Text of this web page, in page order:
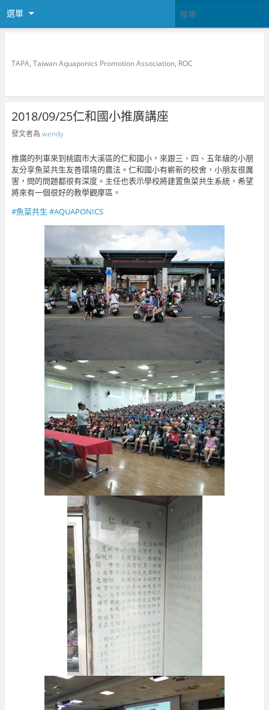
選單
TAPA, Taiwan Aquaponics Promotion Association, ROC
2018/09/25仁和國小推廣講座
發文者為 wendy
推廣的列車來到桃園市大溪區的仁和國小，來跟三、四、五年級的小朋
友分享魚菜共生友善環境的農法。仁和國小有嶄新的校舍，小朋友很厲
害，問的問題都很有深度。主任也表示學校將建置魚菜共生系統，希望
將來有一個很好的教學觀摩區。
#魚菜共生 #AQUAPONICS